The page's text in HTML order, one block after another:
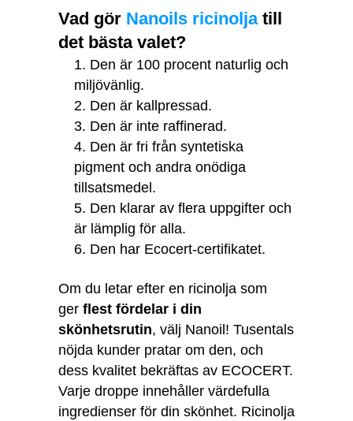
Vad gör Nanoils ricinoljatill
det bästa valet?
Den är 100 procent naturlig och
miljövänlig.
Den är kallpressad.
Den är inte raffinerad.
Den är fri från syntetiska
pigment och andra onödiga
tillsatsmedel.
Den klarar av flera uppgifter och
är lämplig för alla.
Den har Ecocert-certifikatet.
Om du letar efter en ricinolja som
ger flest fördelar i din
skönhetsrutin, välj Nanoil! Tusentals
nöjda kunder pratar om den, och
dess kvalitet bekräftas av ECOCERT.
Varje droppe innehåller värdefulla
ingredienser för din skönhet. Ricinolja